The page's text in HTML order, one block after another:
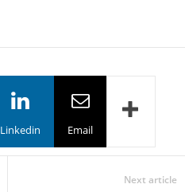
Linkedin Email
Next article